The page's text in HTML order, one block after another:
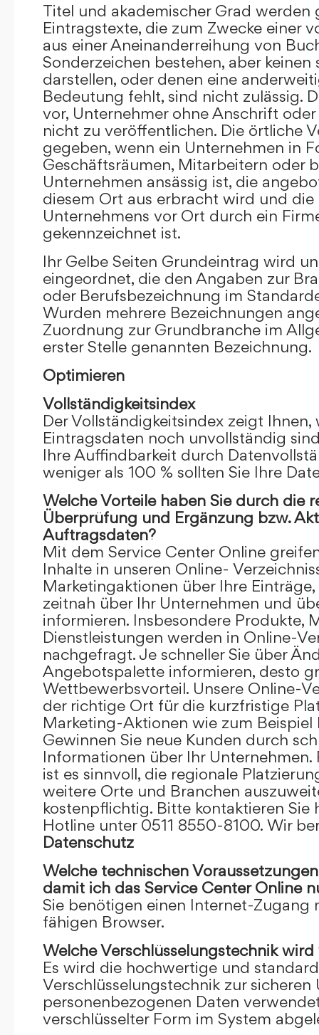
Titel und akademischer Grad werden
Eintragstexte, die zum Zwecke einer
aus einer Aneinanderreihung von
Sonderzeichen bestehen, aber keinen
darstellen, oder denen eine
Bedeutung fehlt, sind nicht zulässig.
vor, Unternehmer ohne Anschrift
nicht zu veröffentlichen. Die örtliche
gegeben, wenn ein Unternehmen in
Geschäftsräumen, Mitarbeitern oder
Unternehmen ansässig ist, die
diesem Ort aus erbracht wird und die
Unternehmens vor Ort durch ein
gekennzeichnet ist.
Ihr Gelbe Seiten Grundeintrag wird
eingeordnet, die den Angaben zur
oder Berufsbezeichnung im
Wurden mehrere Bezeichnungen
Zuordnung zur Grundbranche im
erster Stelle genannten Bezeichnung.
Optimieren
Vollständigkeitsindex
Der Vollständigkeitsindex zeigt
Eintragsdaten noch unvollständig
Ihre Auffindbarkeit durch
weniger als 100 % sollten Sie Ihre
Welche Vorteile haben Sie durch die
Überprüfung und Ergänzung bzw.
Auftragsdaten?
Mit dem Service Center Online
Inhalte in unseren Online-
Marketingaktionen über Ihre
zeitnah über Ihr Unternehmen und
informieren. Insbesondere Produkte,
Dienstleistungen werden in Online-
nachgefragt. Je schneller Sie über
Angebotspalette informieren, desto
Wettbewerbsvorteil. Unsere Online-
der richtige Ort für die kurzfristige
Marketing-Aktionen wie zum Beispiel
Gewinnen Sie neue Kunden durch
Informationen über Ihr Unternehmen.
ist es sinnvoll, die regionale
weitere Orte und Branchen
kostenpflichtig. Bitte kontaktieren Sie
Hotline unter 0511 8550-8100. Wir
Datenschutz
Welche technischen
damit ich das Service Center Online
Sie benötigen einen Internet-Zugang
fähigen Browser.
Welche Verschlüsselungstechnik
Es wird die hochwertige und
Verschlüsselungstechnik zur
personenbezogenen Daten
verschlüsselter Form im System